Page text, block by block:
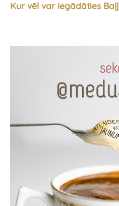
Kur vēl var iegādāties